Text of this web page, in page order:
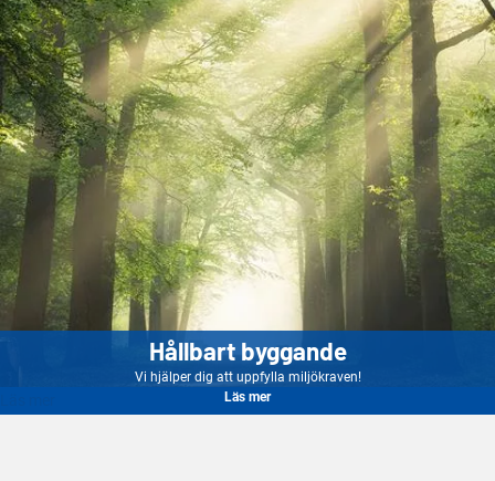
Hållbart byggande
Vi hjälper dig att uppfylla miljökraven!
Läs mer